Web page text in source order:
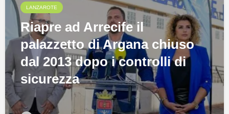
LANZAROTE
Riapre ad Arrecife il
palazzetto di Argana chiuso
dal 2013 dopo i controlli di
sicurezza